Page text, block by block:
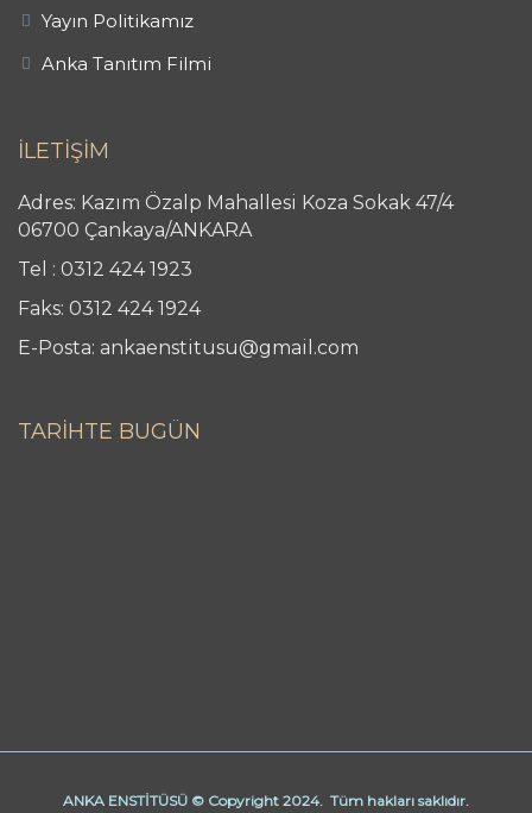
Yayın Politikamız
Anka Tanıtım Filmi
İLETİŞİM
Adres: Kazım Özalp Mahallesi Koza Sokak 47/4
06700 Çankaya/ANKARA
Tel : 0312 424 1923
Faks: 0312 424 1924
E-Posta: ankaenstitusu@gmail.com
TARİHTE BUGÜN
ANKA ENSTİTÜSÜ © Copyright 2024. Tüm hakları saklıdır.